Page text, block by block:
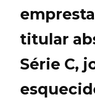
titular
Série C,